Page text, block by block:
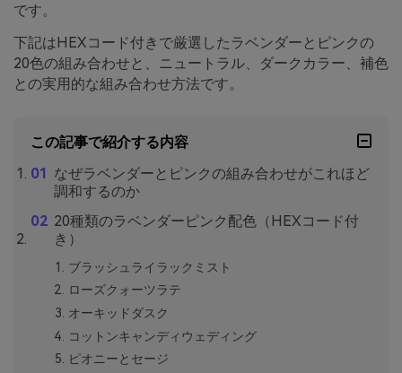
です。
下記はHEXコード付きで厳選したラベンダーとピンクの
20色の組み合わせと、ニュートラル、ダークカラー、補色
との実用的な組み合わせ方法です。
この記事で紹介する内容
なぜラベンダーとピンクの組み合わせがこれほど
調和するのか
20種類のラベンダーピンク配色（HEXコード付
き）
ブラッシュライラックミスト
ローズクォーツラテ
オーキッドダスク
コットンキャンディウェディング
ピオニーとセージ